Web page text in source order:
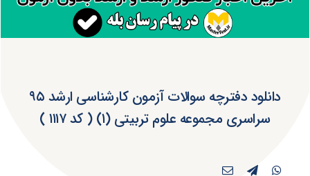
دانلود دفترچه سوالات آزمون کارشناسی ارشد ۹۵
سراسری مجموعه علوم تربیتی (۱) ( کد ۱۱۱۷ )